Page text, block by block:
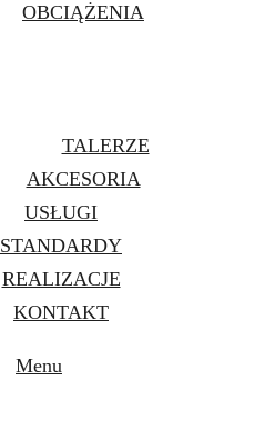
OBCIĄŻENIA
TALERZE
AKCESORIA
USŁUGI
STANDARDY
REALIZACJE
KONTAKT
Menu